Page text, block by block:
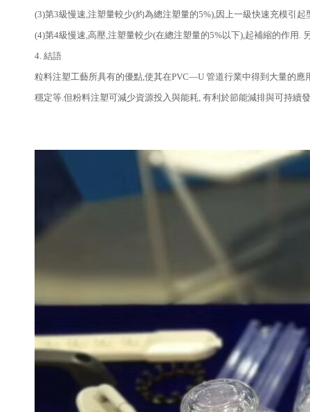
(3)第3級慢速,注塑量較少(約為總注塑量的5%),因上一級快速充模引
(4)第4級慢速,高壓,注塑量較少(在總注塑量的5%以下),起補縮的作用.
4. 結語
粒料注塑工藝所具有的優點,使其在PVC—U 管道行業中得到大量的
穩定等.但粉料注塑可減少資源投入與能耗, 有利於節能減排與可持續